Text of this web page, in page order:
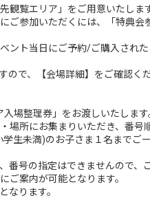
観覧エリア」をご用意いたしま
参加いただくには、「特典会
ント当日にご予約/ご購入され
で、【会場詳細】をご確認くだ
場整理券」をお渡しいたします
所にお集まりいただき、番号
生未満)のお子さま１名までご
号の指定はできませんので、
案内が可能となります。
なります。